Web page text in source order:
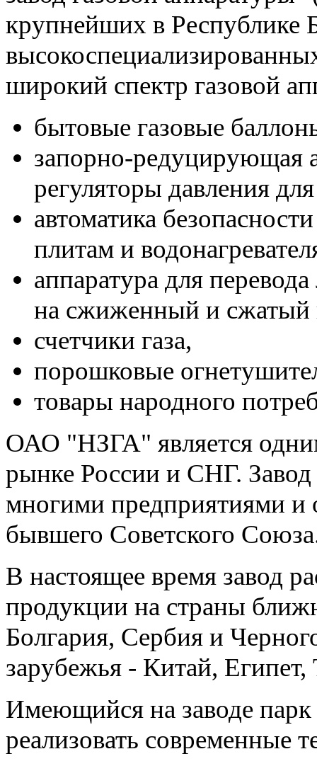
крупнейших в Республике
широкий спектр газовой
бытовые газовые
запорно-редуцирующая
регуляторы давления
автоматика
плитам и
аппаратура для
на сжиженный и сжатый
счетчики газа,
порошковые
товары народного
ОАО "НЗГА" является
рынке России и СНГ. Завод
многими предприятиями и
бывшего Советского
В настоящее время завод
продукции на страны
Болгария, Сербия и
зарубежья - Китай,
Имеющийся на заводе парк
реализовать современные